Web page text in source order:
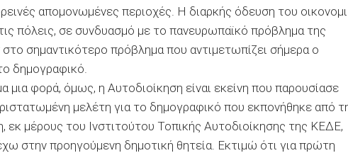
απομονωμένες περιοχές. Η διαρκής όδευση του
πόλεις, σε συνδυασμό με το πανευρωπαϊκό πρόβλημα της
σημαντικότερο πρόβλημα που αντιμετωπίζει σήμερα ο
δημογραφικό.
μια φορά, όμως, η Αυτοδιοίκηση είναι εκείνη που παρουσίασε
μελέτη για το δημογραφικό που εκπονήθηκε από
εκ μέρους του Ινστιτούτου Τοπικής Αυτοδιοίκησης της ΚΕΔΕ,
στην προηγούμενη δημοτική θητεία. Εκτιμώ ότι για πρώτη